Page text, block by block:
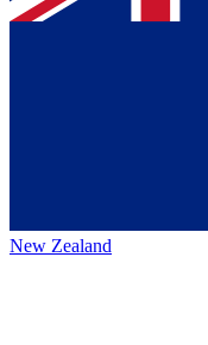
New Zealand